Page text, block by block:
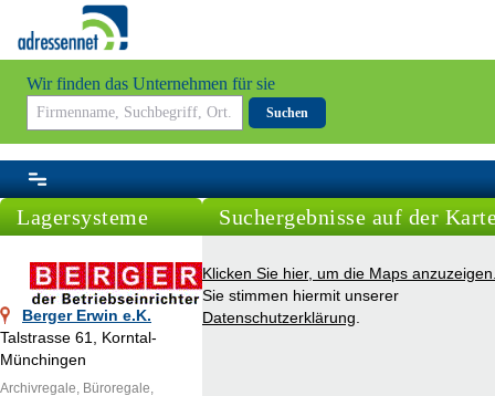
Wir finden das Unternehmen für sie
Suchen
Lagersysteme
Berger Erwin e.K.
Talstrasse 61, Korntal-
Münchingen
Archivregale, Büroregale,
Suchergebnisse auf der
Klicken Sie hier, um die Maps
Sie stimmen hiermit unserer
Datenschutzerklärung